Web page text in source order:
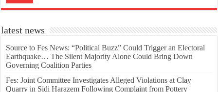
latest news
Source to Fes News: “Political Buzz” Could Trigger an Electoral
Earthquake… The Silent Majority Alone Could Bring Down
Governing Coalition Parties
Fes: Joint Committee Investigates Alleged Violations at Clay
Quarry in Sidi Harazem Following Complaint from Pottery